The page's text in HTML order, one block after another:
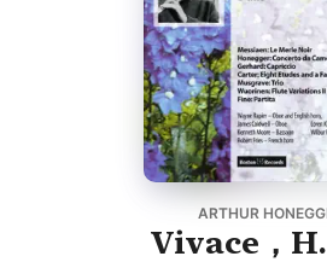
ARTHUR
Vivace，